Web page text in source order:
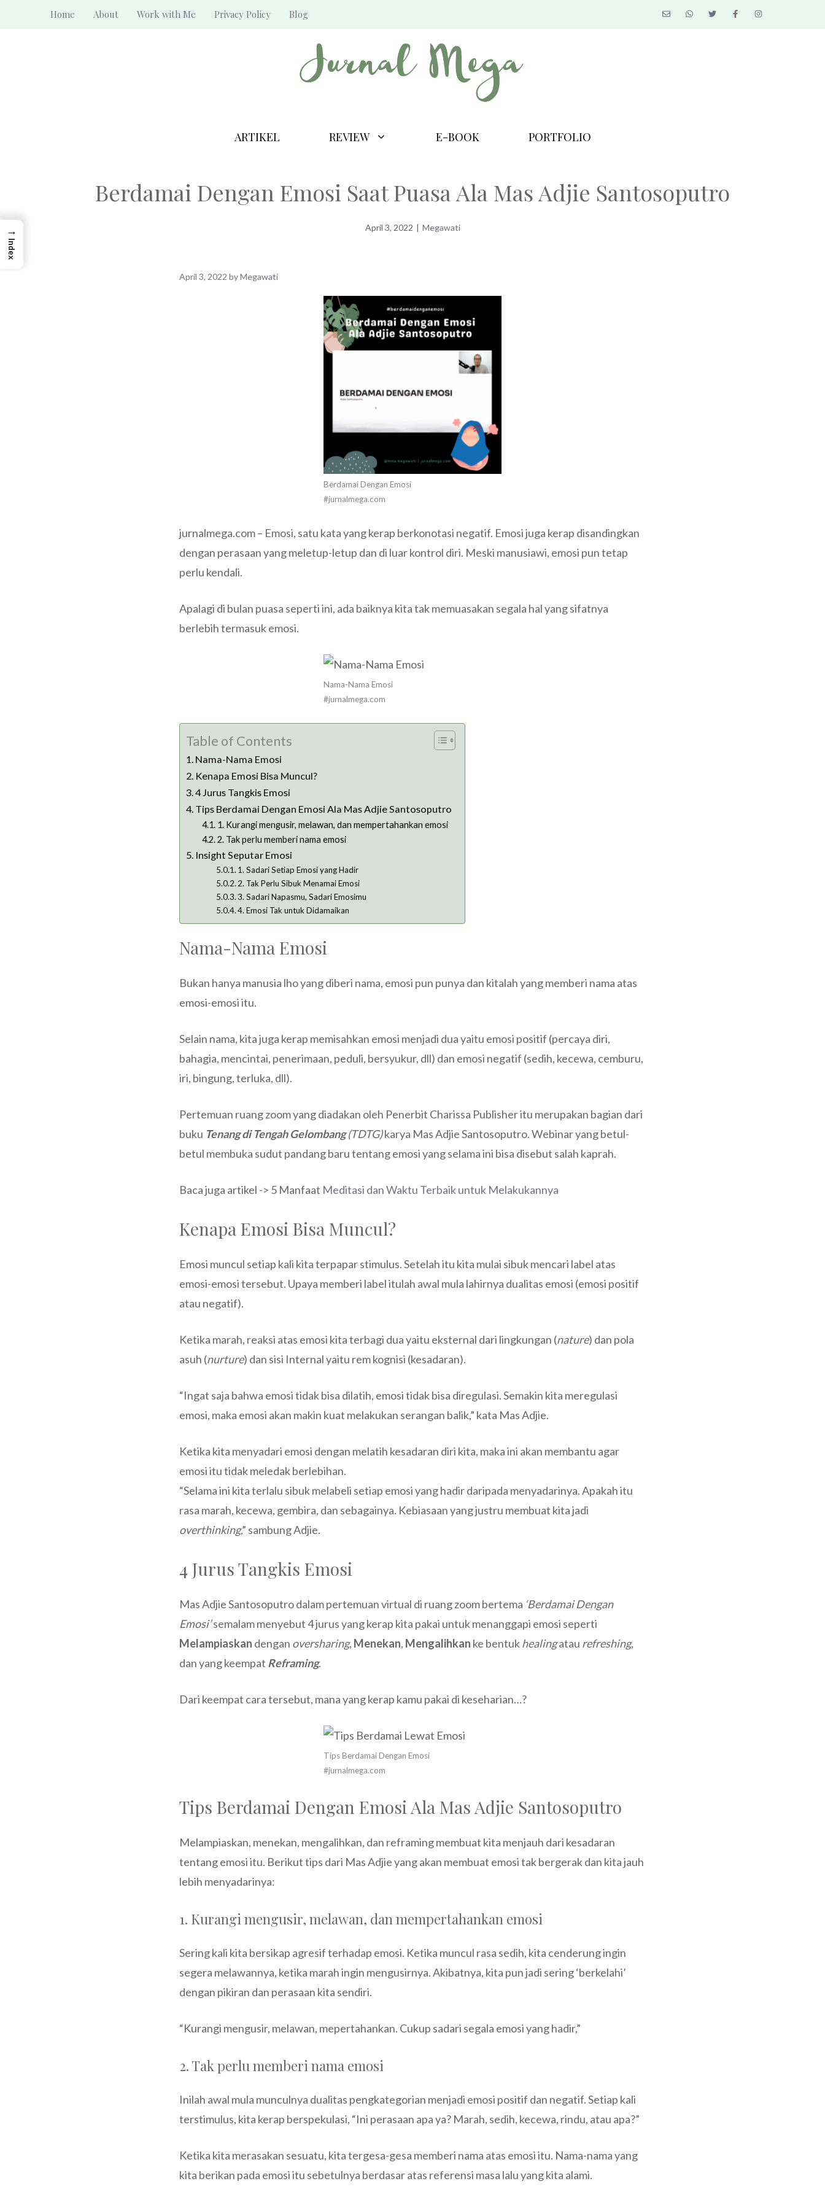
Home About Work with Me Privacy Policy Blog
ARTIKEL REVIEW E-BOOK PORTFOLIO
Berdamai Dengan Emosi Saat Puasa Ala Mas Adjie Santosoputro
April 3, 2022 | Megawati
April 3, 2022 byMegawati
Berdamai Dengan Emosi
#jurnalmega.com
jurnalmega.com – Emosi, satu kata yang kerap berkonotasi negatif. Emosi juga kerap disandingkan
dengan perasaan yang meletup-letup dan di luar kontrol diri. Meski manusiawi, emosi pun tetap
perlu kendali.
Apalagi di bulan puasa seperti ini, ada baiknya kita tak memuasakan segala hal yang sifatnya
berlebih termasuk emosi.
Nama-Nama Emosi
#jurnalmega.com
Table of Contents
Nama-Nama Emosi
Kenapa Emosi Bisa Muncul?
4 Jurus Tangkis Emosi
Tips Berdamai Dengan Emosi Ala Mas Adjie Santosoputro
1. Kurangi mengusir, melawan, dan mempertahankan emosi
2. Tak perlu memberi nama emosi
Insight Seputar Emosi
1. Sadari Setiap Emosi yang Hadir
2. Tak Perlu Sibuk Menamai Emosi
3. Sadari Napasmu, Sadari Emosimu
4. Emosi Tak untuk Didamaikan
Nama-Nama Emosi
Bukan hanya manusia lho yang diberi nama, emosi pun punya dan kitalah yang memberi nama atas
emosi-emosi itu.
Selain nama, kita juga kerap memisahkan emosi menjadi dua yaitu emosi positif (percaya diri,
bahagia, mencintai, penerimaan, peduli, bersyukur, dll) dan emosi negatif (sedih, kecewa, cemburu,
iri, bingung, terluka, dll).
Pertemuan ruang zoom yang diadakan oleh Penerbit Charissa Publisher itu merupakan bagian dari
buku Tenang di Tengah Gelombang(TDTG)karya Mas Adjie Santosoputro. Webinar yang betul-
betul membuka sudut pandang baru tentang emosi yang selama ini bisa disebut salah kaprah.
Baca juga artikel -> 5 Manfaat Meditasi dan Waktu Terbaik untuk Melakukannya
Kenapa Emosi Bisa Muncul?
Emosi muncul setiap kali kita terpapar stimulus. Setelah itu kita mulai sibuk mencari label atas
emosi-emosi tersebut. Upaya memberi label itulah awal mula lahirnya dualitas emosi (emosi positif
atau negatif).
Ketika marah, reaksi atas emosi kita terbagi dua yaitu eksternal dari lingkungan (nature) dan pola
asuh (nurture) dan sisi Internal yaitu rem kognisi (kesadaran).
“Ingat saja bahwa emosi tidak bisa dilatih, emosi tidak bisa diregulasi. Semakin kita meregulasi
emosi, maka emosi akan makin kuat melakukan serangan balik,” kata Mas Adjie.
Ketika kita menyadari emosi dengan melatih kesadaran diri kita, maka ini akan membantu agar
emosi itu tidak meledak berlebihan.
“Selama ini kita terlalu sibuk melabeli setiap emosi yang hadir daripada menyadarinya. Apakah itu
rasa marah, kecewa, gembira, dan sebagainya. Kebiasaan yang justru membuat kita jadi
overthinking,” sambung Adjie.
4 Jurus Tangkis Emosi
Mas Adjie Santosoputro dalam pertemuan virtual di ruang zoom bertema ‘Berdamai Dengan
Emosi’semalam menyebut 4 jurus yang kerap kita pakai untuk menanggapi emosi seperti
Melampiaskan dengan oversharing, Menekan, Mengalihkan ke bentukhealingatau refreshing,
dan yang keempat Reframing.
Dari keempat cara tersebut, mana yang kerap kamu pakai di keseharian…?
Tips Berdamai Dengan Emosi
#jurnalmega.com
Tips Berdamai Dengan Emosi Ala Mas Adjie Santosoputro
Melampiaskan, menekan, mengalihkan, dan reframing membuat kita menjauh dari kesadaran
tentang emosi itu. Berikut tips dari Mas Adjie yang akan membuat emosi tak bergerak dan kita jauh
lebih menyadarinya:
1. Kurangi mengusir, melawan, dan mempertahankan emosi
Sering kali kita bersikap agresif terhadap emosi. Ketika muncul rasa sedih, kita cenderung ingin
segera melawannya, ketika marah ingin mengusirnya. Akibatnya, kita pun jadi sering ‘berkelahi’
dengan pikiran dan perasaan kita sendiri.
“Kurangi mengusir, melawan, mepertahankan. Cukup sadari segala emosi yang hadir,”
2. Tak perlu memberi nama emosi
Inilah awal mula munculnya dualitas pengkategorian menjadi emosi positif dan negatif. Setiap kali
terstimulus, kita kerap berspekulasi, “Ini perasaan apa ya? Marah, sedih, kecewa, rindu, atau apa?”
Ketika kita merasakan sesuatu, kita tergesa-gesa memberi nama atas emosi itu. Nama-nama yang
kita berikan pada emosi itu sebetulnya berdasar atas referensi masa lalu yang kita alami.
→
Index